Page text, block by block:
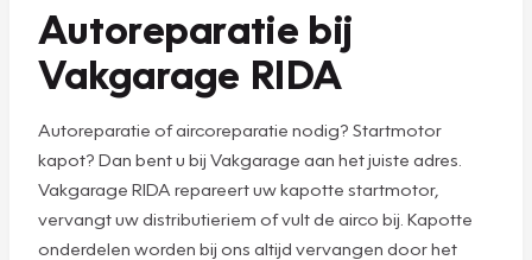
Autoreparatie bij
Vakgarage RIDA
Autoreparatie of aircoreparatie nodig? Startmotor
kapot? Dan bent u bij Vakgarage aan het juiste adres.
Vakgarage RIDA repareert uw kapotte startmotor,
vervangt uw distributieriem of vult de airco bij. Kapotte
onderdelen worden bij ons altijd vervangen door het